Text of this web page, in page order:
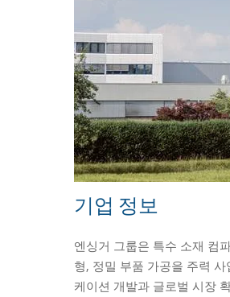
기업 정보
엔싱거 그룹은 특수 소재 컴
형, 정밀 부품 가공을 주력
케이션 개발과 글로벌 시장